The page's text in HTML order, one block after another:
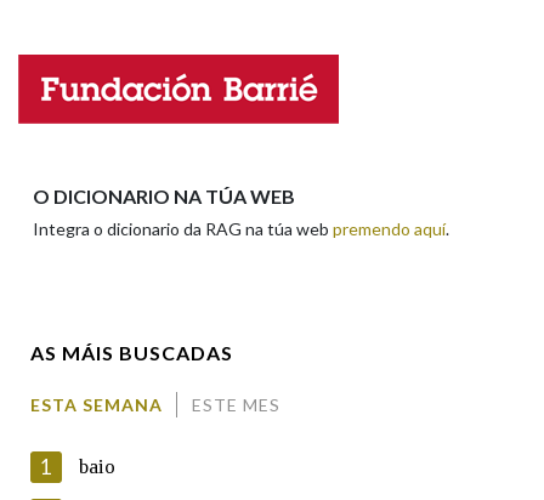
Propoño mellorar a definición
Falta unha voz
Comentario
O DICIONARIO NA TÚA WEB
Integra o dicionario da RAG na túa web premendo aquí.
AS MÁIS BUSCADAS
ESTA SEMANA ESTE MES
1 baio